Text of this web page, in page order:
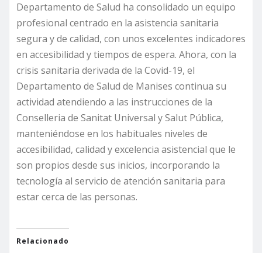
Departamento de Salud ha consolidado un equipo
profesional centrado en la asistencia sanitaria
segura y de calidad, con unos excelentes indicadores
en accesibilidad y tiempos de espera. Ahora, con la
crisis sanitaria derivada de la Covid-19, el
Departamento de Salud de Manises continua su
actividad atendiendo a las instrucciones de la
Conselleria de Sanitat Universal y Salut Pública,
manteniéndose en los habituales niveles de
accesibilidad, calidad y excelencia asistencial que le
son propios desde sus inicios, incorporando la
tecnología al servicio de atención sanitaria para
estar cerca de las personas.
Relacionado